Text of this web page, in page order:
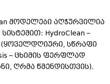
მოდელები აღჭურვილია
HydroClean –
სწრაფი
– ცხიმის ფერფლად
ღრმა წმენდისთვის).